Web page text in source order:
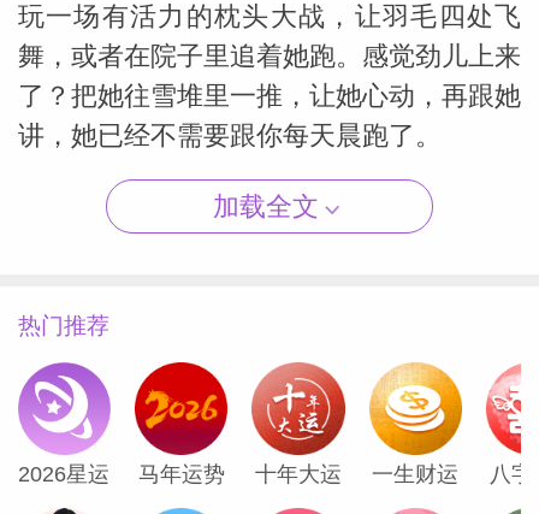
（Susan
玩一场有活力的枕头大战，让羽毛四处飞
舞，或者在院子里追着她跑。感觉劲儿上来
了？把她往雪堆里一推，让她心动，再跟她
讲，她已经不需要跟你每天晨跑了。
如何追求白羊座女生
如何追求双子座女生
如何追求巨蟹座女生
如何追求狮子座女生
如何追求处女座女生
加载全文
热门推荐
2026星运 马年运势 十年大运 一生财运 八